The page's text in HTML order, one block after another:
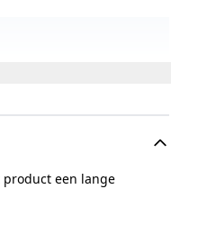
een lange